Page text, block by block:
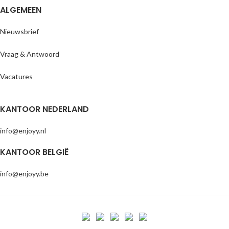
ALGEMEEN
Nieuwsbrief
Vraag & Antwoord
Vacatures
KANTOOR NEDERLAND
info@enjoyy.nl
KANTOOR BELGIË
info@enjoyy.be